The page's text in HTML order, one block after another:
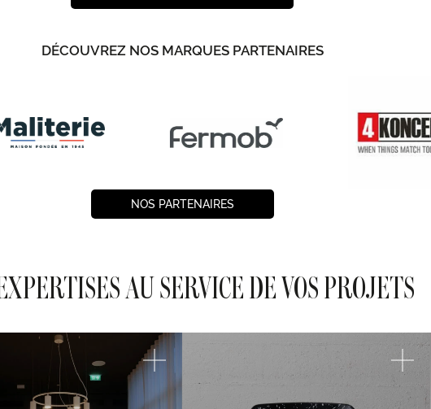
DÉCOUVREZ NOS MARQUES PARTENAIRES
NOS PARTENAIRES
AU SERVICE DE VOS PROJETS